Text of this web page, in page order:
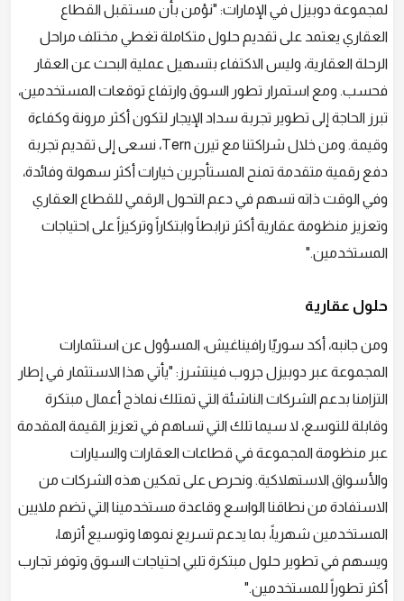
لمجموعة دوبيزل في الإمارات: "نؤمن بأن مستقبل القطاع
العقاري يعتمد على تقديم حلول متكاملة تغطي مختلف مراحل
الرحلة العقارية، وليس الاكتفاء بتسهيل عملية البحث عن العقار
فحسب. ومع استمرار تطور السوق وارتفاع توقعات المستخدمين،
تبرز الحاجة إلى تطوير تجربة سداد الإيجار لتكون أكثر مرونة وكفاءة
وقيمة. ومن خلال شراكتنا مع تيرن Tern، نسعى إلى تقديم تجربة
دفع رقمية متقدمة تمنح المستأجرين خيارات أكثر سهولة وفائدة،
وفي الوقت ذاته تسهم في دعم التحول الرقمي للقطاع العقاري
وتعزيز منظومة عقارية أكثر ترابطاً وابتكاراً وتركيزاً على احتياجات
المستخدمين."
حلول عقارية
ومن جانبه، أكد سوريّا رافيناغيش، المسؤول عن استثمارات
المجموعة عبر دوبيزل جروب فينتشرز: "يأتي هذا الاستثمار في إطار
التزامنا بدعم الشركات الناشئة التي تمتلك نماذج أعمال مبتكرة
وقابلة للتوسع، لا سيما تلك التي تساهم في تعزيز القيمة المقدمة
عبر منظومة المجموعة في قطاعات العقارات والسيارات
والأسواق الاستهلاكية. ونحرص على تمكين هذه الشركات من
الاستفادة من نطاقنا الواسع وقاعدة مستخدمينا التي تضم ملايين
المستخدمين شهرياً، بما يدعم تسريع نموها وتوسيع أثرها،
ويسهم في تطوير حلول مبتكرة تلبي احتياجات السوق وتوفر تجارب
أكثر تطوراً للمستخدمين."